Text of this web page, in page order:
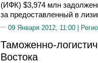
(ИФК) $3,974 млн
за предоставленный в
09 Января 2012, 11:00 |
Таможенно-
Востока